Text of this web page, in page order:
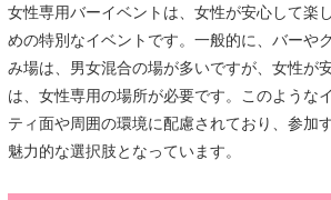
女性専用バーイベントは、女性が安心して楽
めの特別なイベントです。一般的に、バーや
み場は、男女混合の場が多いですが、女性が
は、女性専用の場所が必要です。このような
ティ面や周囲の環境に配慮されており、参加
魅力的な選択肢となっています。